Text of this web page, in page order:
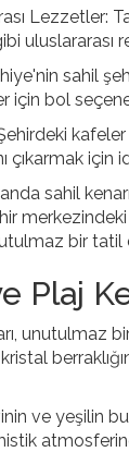
Lezzetler:
uluslararası
sahil
için bol
çıkarmak için
sahil
merkezindeki
bir tatil
Plaj
unutulmaz
ve yeşilin
mistik